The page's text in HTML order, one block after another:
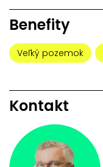
Benefity
Veľký pozemok
Kontakt